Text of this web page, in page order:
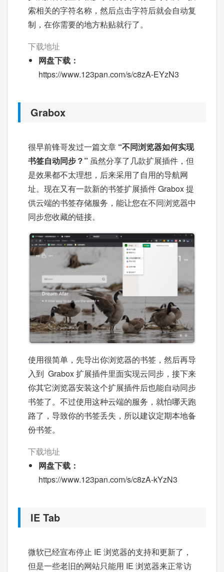
索相关的字符名称，然后点击字符后就会自动复
制，在你需要的地方粘贴就行了。
下载地址
网盘下载：
https://www.123pan.com/s/c8zA-EYzN3
Grabox
很早前锋哥发过一篇文章 “不同浏览器如何实现
书签自动同步？” 虽然分享了几款扩展插件，但
是效果都不太理想，后来采用了自用的导航网
址。现在又有一款新的书签扩展插件 Grabox 提
供云端的书签存储服务，能让您在不同浏览器中
同步您收藏的链接。
使用很简单，先导出你浏览器的书签，然后再导
入到 Grabox 扩展插件里面实现云同步，接下来
你其它浏览器安装这个扩展插件后也能自动同步
书签了。不过使用这种云端的服务，就怕哪天跑
路了，导致你的书签丢失，所以建议定期本地备
份书签。
下载地址
网盘下载：
https://www.123pan.com/s/c8zA-kYzN3
IE Tab
微软已经宣布停止 IE 浏览器的支持和更新了，
但是一些老旧的网站只能用 IE 浏览器来正常访